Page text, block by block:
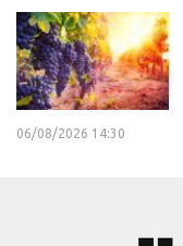
06/08/2026 14:30